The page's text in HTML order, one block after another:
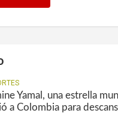
Yamal, una estrella
a Colombia para